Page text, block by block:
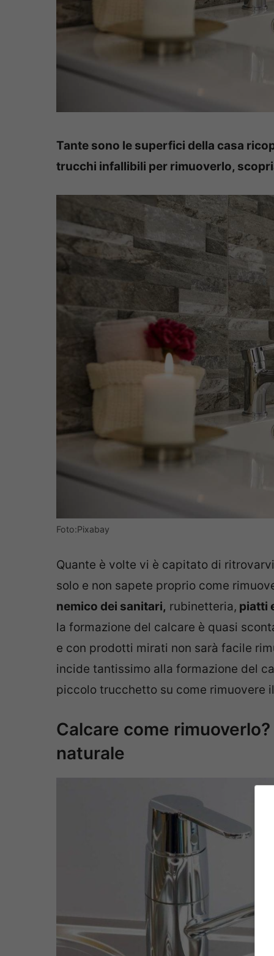
Tante sono le superfici della casa
trucchi infallibili per rimuoverlo,
Foto:Pixabay
Quante è volte vi è capitato di
solo e non sapete proprio come
nemico dei sanitari, rubinetteria, piatti
la formazione del calcare è quasi
e con prodotti mirati non sarà facile
incide tantissimo alla formazione del
piccolo trucchetto su come rimuovere
Calcare come
naturale